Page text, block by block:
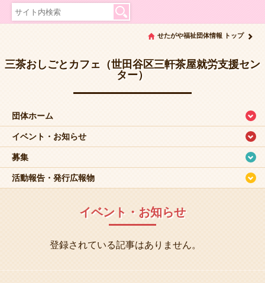
せたがや福祉団体情報 トップ
三茶おしごとカフェ（世田谷区三軒茶屋就労支援セン
ター）
団体ホーム
イベント・お知らせ
募集
活動報告・発行広報物
イベント・お知らせ
登録されている記事はありません。